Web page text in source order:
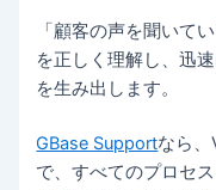
「顧客の声を聞いて
を正しく理解し、迅
を生み出します。
GBase Supportなら、
で、すべてのプロセ